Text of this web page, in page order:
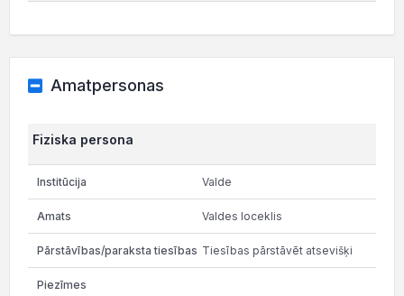
Amatpersonas
Fiziska persona
Valde
Valdes loceklis
Tiesības pārstāvēt atsevišķi